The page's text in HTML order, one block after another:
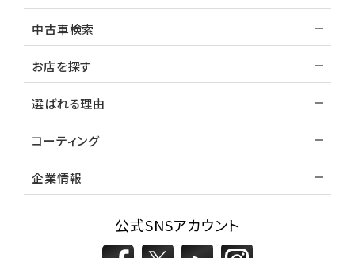
中古車検索
お店を探す
選ばれる理由
コーティング
企業情報
公式SNSアカウント